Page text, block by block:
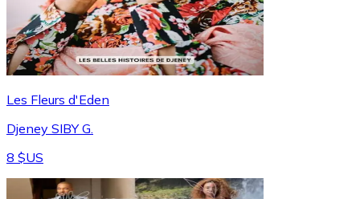
Les Fleurs d'Eden
Djeney SIBY G.
8 $US